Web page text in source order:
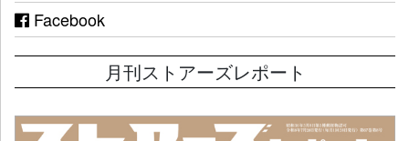
Facebook
月刊ストアーズレポート